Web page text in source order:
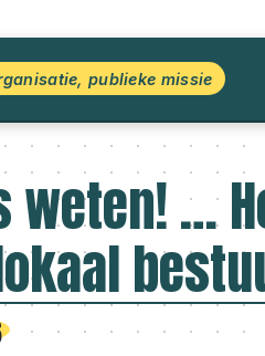
publieke missie
weten! …